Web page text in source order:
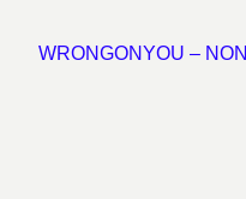
WRONGONYOU –